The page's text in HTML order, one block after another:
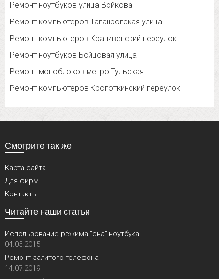
Ремонт ноутбуков улица Войкова
Ремонт компьютеров Таганрогская улица
Ремонт компьютеров Крапивенский переулок
Ремонт ноутбуков Бойцовая улица
Ремонт моноблоков метро Тульская
Ремонт компьютеров Кропоткинский переулок
Смотрите так же
Карта сайта
Для фирм
Контакты
Читайте наши статьи
Использование режима “сна” ноутбука
04.05.2015
Ремонт залитого телефона
14.07.2019